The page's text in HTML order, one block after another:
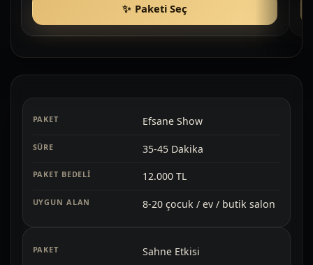
Paketi Seç
Efsane Show
35-45 Dakika
12.000 TL
8-20 çocuk / ev / butik salon
Sahne Etkisi